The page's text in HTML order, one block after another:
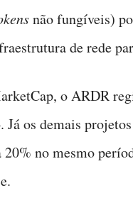
não fungíveis)
de rede
o ARDR
Já os demais
no mesmo